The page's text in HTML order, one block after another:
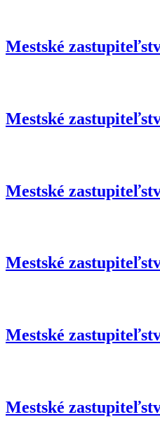
Mestské
Mestské
Mestské
Mestské
Mestské
Mestské